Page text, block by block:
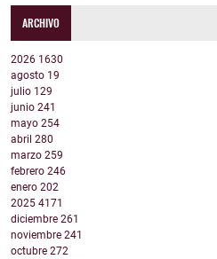
ARCHIVO
2026 1630
agosto 19
julio 129
junio 241
mayo 254
abril 280
marzo 259
febrero 246
enero 202
2025 4171
diciembre 261
noviembre 241
octubre 272